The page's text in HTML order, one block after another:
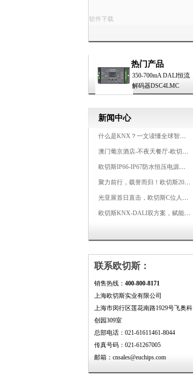
软件下载
热门产品
350-700mA DALI恒流
解码器DSC4LMC
新闻中心
什么是KNX？一文读懂全球智能建筑控制标准
澳门葡京酒店-不夜天餐厅-欧切斯KNX智能控制系统打造高端智慧空间
欧切斯IP66-IP67防水恒压电源，无惧风雨，智稳如一
聚力前行，载誉而归！欧切斯2026光亚展完美收官
光亚展首日直击，欧切斯C位人气爆棚-双奖加冕，实力再出圈
欧切斯KNX-DALI双方案，赋能广州有马空间日式轻奢静谧之光
联系欧切斯：
销售热线： 400-800-8171
上海欧切斯实业有限公司
上海市闵行区莲花南路1929号飞奥科
创园309室
总部电话：021-61611461-8044
传真号码：021-61267005
邮箱：cnsales@euchips.com